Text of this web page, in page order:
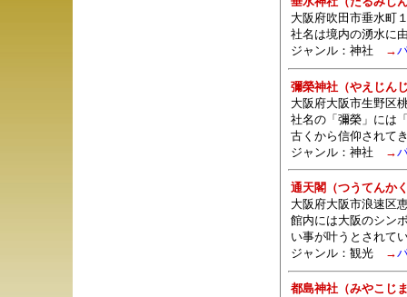
大阪府吹田市垂水町
社名は境内の湧水に
ジャンル： 神社 →
彌榮神社（やえじん
大阪府大阪市生野区
社名の「彌榮」には
古くから信仰されて
ジャンル： 神社 →
通天閣（つうてんか
大阪府大阪市浪速区
館内には大阪のシン
い事が叶うとされて
ジャンル：観光→
都島神社（みやこじ